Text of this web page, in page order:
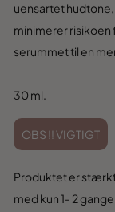
uensartet
minimerer
serummet til en
30 ml.
OBS !! VIGTIGT
Produktet er
med kun 1- 2